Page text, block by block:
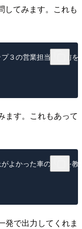
してみます。これも
の営業担当の名前を
ます。これもあって
かった車の名前を教
発で出力してくれま